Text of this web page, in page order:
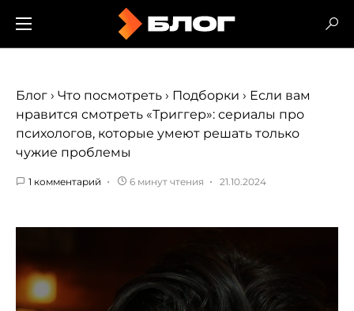
Блог › Что посмотреть › Подборки › Если вам
нравится смотреть «Триггер»: сериалы про
психологов, которые умеют решать только
чужие проблемы
1 комментарий 6 минут чтения 21.10.2024